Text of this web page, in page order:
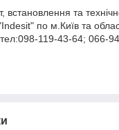
встановлення та
по м.Київ та
119-43-64; 066-